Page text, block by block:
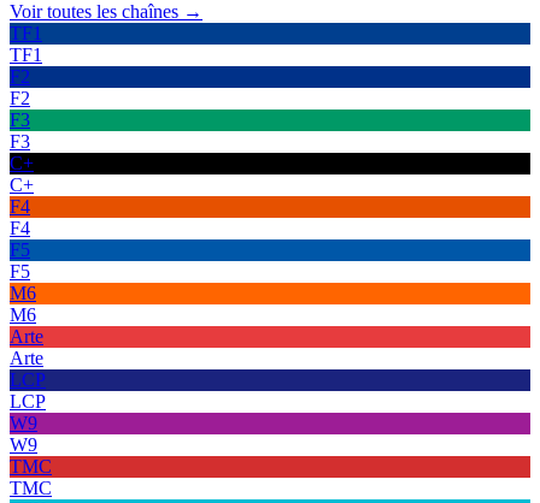
Voir toutes les chaînes →
TF1
TF1
F2
F2
F3
F3
C+
C+
F4
F4
F5
F5
M6
M6
Arte
Arte
LCP
LCP
W9
W9
TMC
TMC